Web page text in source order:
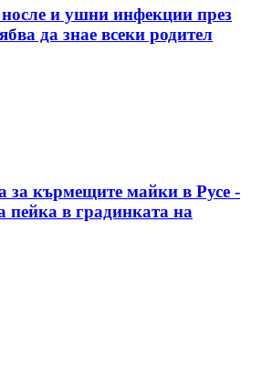
и ушни инфекции през
да знае всеки родител
за кърмещите майки в Русе -
пейка в градинката на